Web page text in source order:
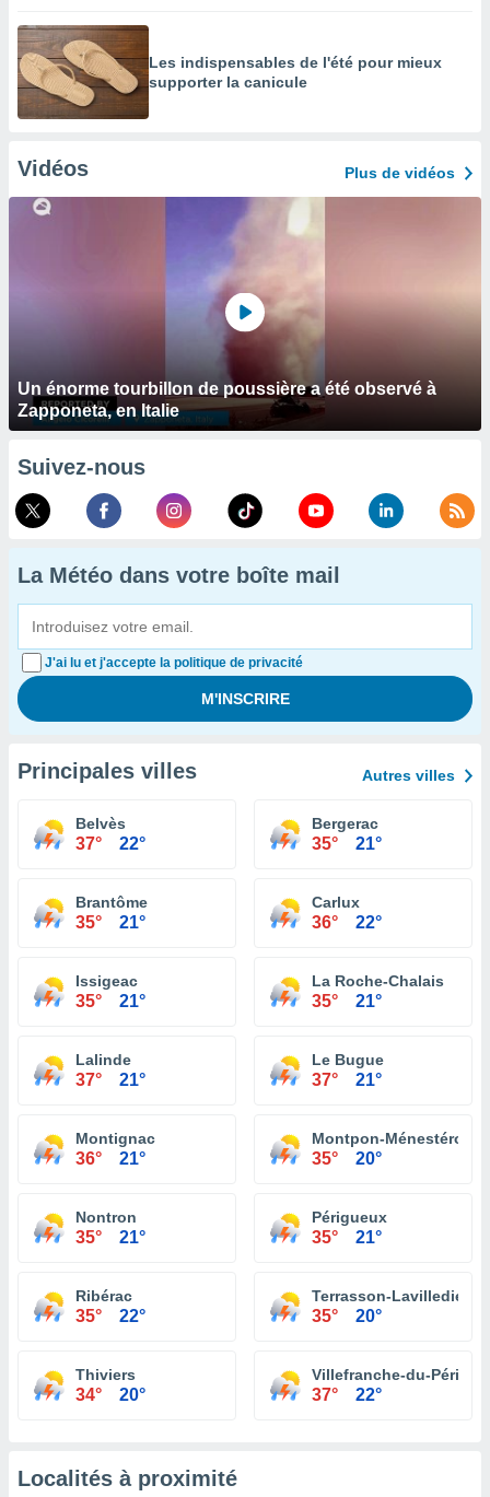
Les indispensables de l'été pour mieux
supporter la canicule
Vidéos Plus de vidéos
Un énorme tourbillon de poussière a été observé à
Zapponeta, en Italie
Suivez-nous
La Météo dans votre boîte mail
J'ai lu et j'accepte la politique de privacité
Principales villes Autres villes
Belvès
37° 22°
Bergerac
35° 21°
Brantôme
35° 21°
Carlux
36° 22°
Issigeac
35° 21°
La Roche-Chalais
35° 21°
Lalinde
37° 21°
Le Bugue
37° 21°
Montignac
36° 21°
Montpon-Ménestérol
35° 20°
Nontron
35° 21°
Périgueux
35° 21°
Ribérac
35° 22°
Terrasson-Lavilledieu
35° 20°
Thiviers
34° 20°
Villefranche-du-
37° 22°
Localités à proximité